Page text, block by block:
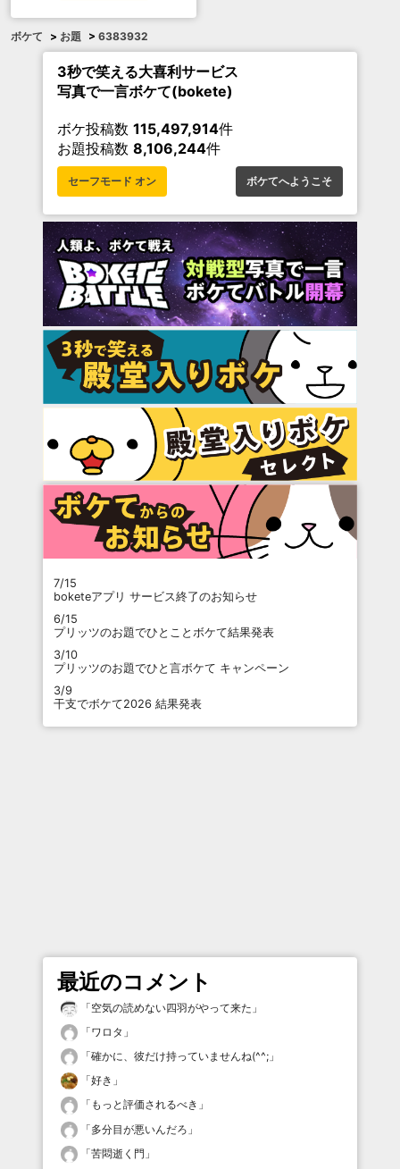
ボケて > お題 > 6383932
3秒で笑える大喜利サービス
写真で一言ボケて(bokete)
ボケ投稿数 115,497,914件
お題投稿数 8,106,244件
セーフモード オン ボケてへようこそ
7/15
boketeアプリ サービス終了のお知らせ
6/15
プリッツのお題でひとことボケて結果発表
3/10
プリッツのお題でひと言ボケて キャンペーン
3/9
干支でボケて2026 結果発表
最近のコメント
「空気の読めない四羽がやって来た 」
「ワロタ 」
「確かに、彼だけ持っていませんね(^^; 」
「好き 」
「 もっと評価されるべき 」
「多分目が悪いんだろ 」
「苦悶逝く門 」